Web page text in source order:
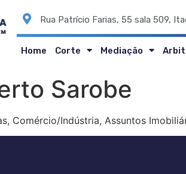
Rua Patrício Farias, 55 sala 509,
Home Corte Mediação
Sarobe
Comércio/Indústria, Assuntos